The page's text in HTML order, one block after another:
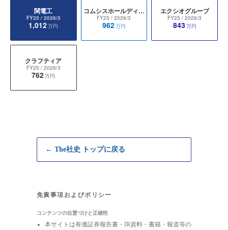
関電工
FY25 / 2026/3
1,012万円
コムシスホールディングス
FY25 / 2026/3
962万円
エクシオグループ
FY25 / 2026/3
843万円
クラフティア
FY25 / 2026/3
762万円
← The社史 トップに戻る
免責事項およびポリシー
コンテンツの位置づけと正確性
本サイトは有価証券報告書・IR資料・書籍・報道等の